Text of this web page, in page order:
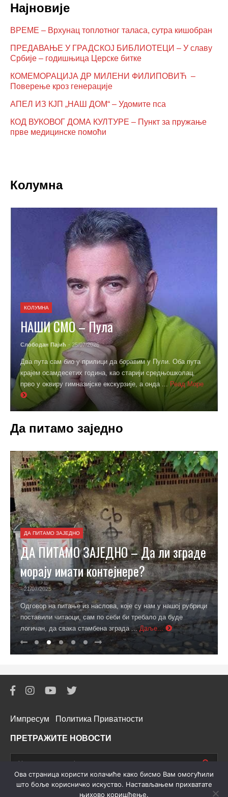
Најновије
ВРЕМЕ – Врхунац топлотног таласа, сутра кишобран
ПРЕДАВАЊЕ У ГРАДСКОЈ БИБЛИОТЕЦИ – У славу
Србије – годишњица Церске битке
КОМЕМОРАЦИЈА ДР МИЛЕНИ ФИЛИПОВИЋ –
Поверење кроз генерације
АПЕЛ ИЗ КЈП „НАШ ДОМ“ – Удомите пса
КОД ВУКОВОГ ДОМА КУЛТУРЕ – Пункт за пружање
прве медицинске помоћи
Колумна
КОЛУМНА
НАШИ СМО – Пула
Слободан Пајић - 25/07/2026
Два пута сам био у прилици да боравим у Пули. Оба пута
крајем осамдесетих година, као старији средњошколац,
прво у оквиру гимназијске екскурзије, а онда ... Реад Море
Да питамо заједно
ДА ПИТАМО ЗАЈЕДНО
ДА ПИТАМО ЗАЈЕДНО – Да ли зграде
морају имати контејнере?
- 21/07/2025
Одговор на питање из наслова, које су нам у нашој рубрици
поставили читаоци, сам по себи би требало да буде
логичан, да свака стамбена зграда ... Даље...
Импресум Политика Приватности
ПРЕТРАЖИТЕ НОВОСТИ
Oва страница користи колачиће како бисмо Вам омогућили
што боље корисничко искуство. Настављањем прихватате
њихово коришћење.